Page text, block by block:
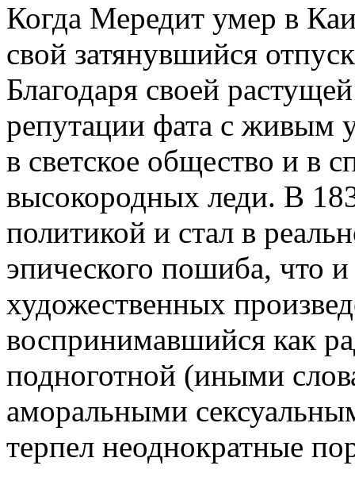
Когда Мередит умер в
свой затянувшийся
Благодаря своей
репутации фата с живым
в светское общество и в
высокородных леди. В
политикой и стал в
эпического пошиба, что
художественных
воспринимавшийся как
подноготной (иными
аморальными
терпел неоднократные